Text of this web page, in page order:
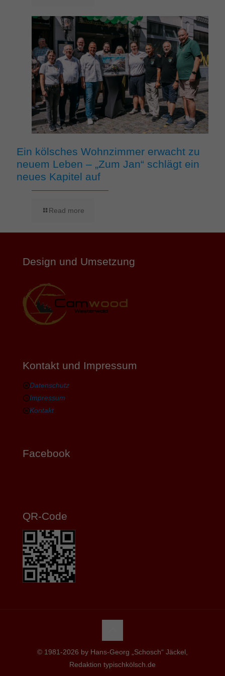
Ein kölsches Wohnzimmer erwacht zu
neuem Leben – „Zum Jan“ schlägt ein
neues Kapitel auf
Read more
Design und Umsetzung
Kontakt und Impressum
Datenschutz
Impressum
Kontakt
Facebook
QR-Code
© 1981-2026 by Hans-Georg „Schosch“ Jäckel,
Redaktion typischkölsch.de